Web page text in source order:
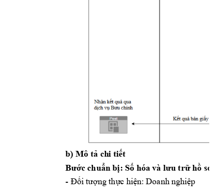
b) Mô tả chi tiết
Bước chuẩn bị: Số hóa và lưu trữ hồ sơ
- Đối tượng thực hiện: Doanh nghiệp